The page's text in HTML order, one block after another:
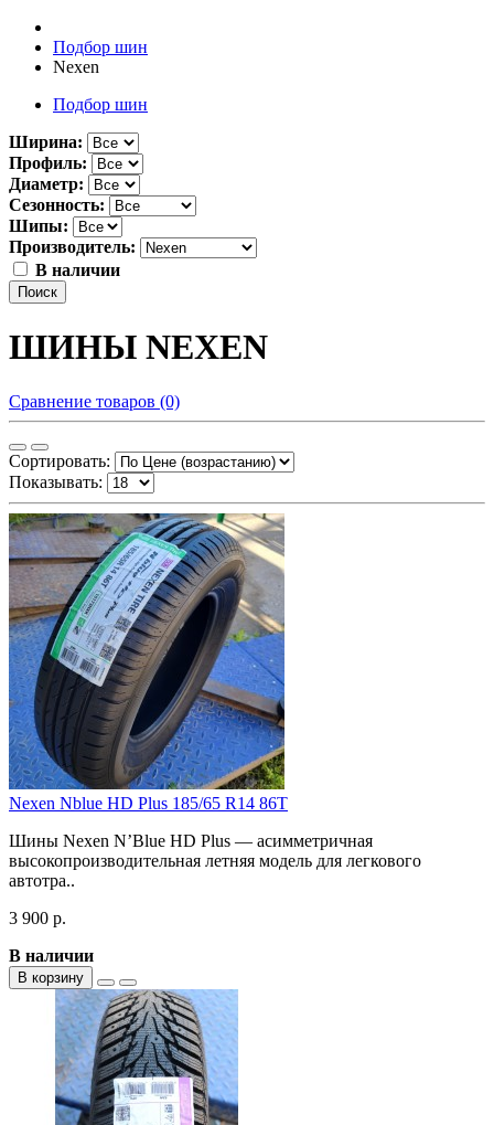
Подбор шин
Nexen
Подбор шин
Ширина:
Профиль:
Диаметр:
Сезонность:
Шипы:
Производитель:
В наличии
Поиск
ШИНЫ NEXEN
Сравнение товаров (0)
Сортировать:
Показывать:
Nexen Nblue HD Plus 185/65 R14 86T
Шины Nexen N’Blue HD Plus — асимметричная
высокопроизводительная летняя модель для легкового
автотра..
3 900 р.
В наличии
В корзину